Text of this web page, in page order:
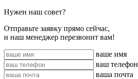
Нужен наш совет?
Отправьте заявку прямо сейчас,
и наш менеджер перезвонит вам!
ваше имя
ваш телефон
ваша почта